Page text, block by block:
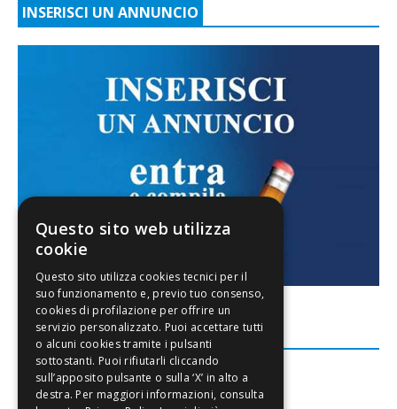
INSERISCI UN ANNUNCIO
FACEBOOK
Questo sito web utilizza
cookie